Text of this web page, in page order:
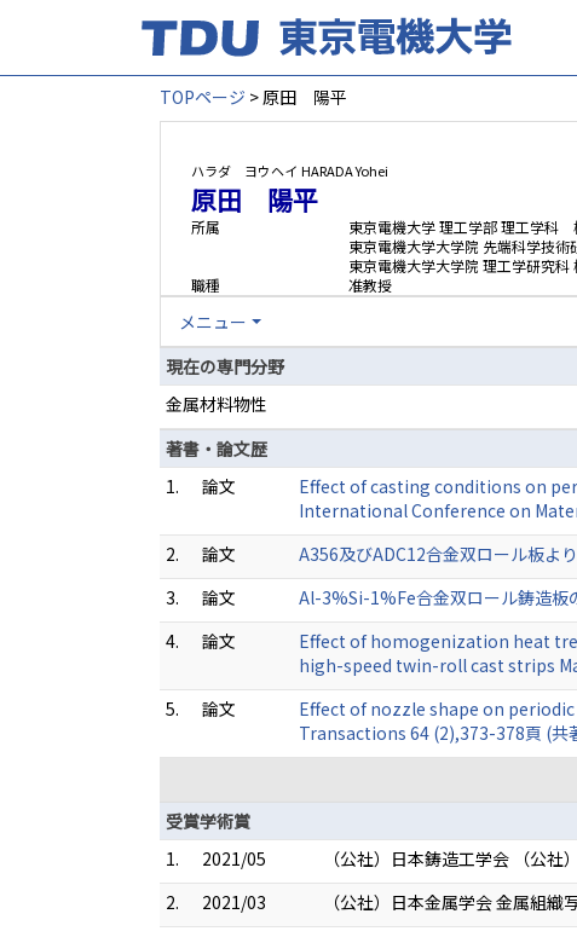
TOPページ > 原田 陽平
ハラダ ヨウヘイ HARADA Yohei
原田 陽平
所属
東京電機大学 理工学部 理工学科
東京電機大学大学院 先端科学技
東京電機大学大学院 理工学研究科
職種
准教授
メニュー
現在の専門分野
金属材料物性
著書・論文歴
1.
論文
Effect of casting conditions on
International Conference on
2.
論文
A356及びADC12合金双ロール板よ
3.
論文
Al-3%Si-1%Fe合金双ロール鋳造板
4.
論文
Effect of homogenization heat
high-speed twin-roll cast strips
5.
論文
Effect of nozzle shape on
Transactions 64 (2),373-378頁 (共
受賞学術賞
1.
2021/05
（公社）日本鋳造工学会 （公
2.
2021/03
（公社）日本金属学会 金属組織